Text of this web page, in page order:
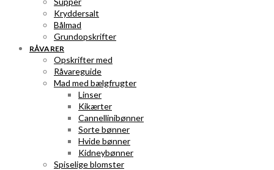
Kryddersalt
Bålmad
Grundopskrifter
RÅVARER
Opskrifter med
Råvareguide
Mad med bælgfrugter
Linser
Kikærter
Cannellinibønner
Sorte bønner
Hvide bønner
Kidneybønner
Spiselige blomster